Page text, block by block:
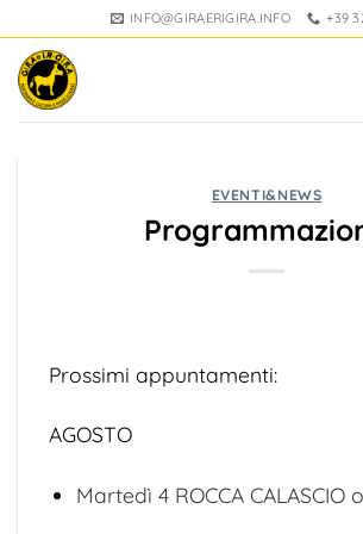
contenuti
INFO@GIRAERIGIRA.INFO +39
EVENTI&NEWS
Prossimi appuntamenti:
AGOSTO
Martedì 4 ROCCA CALASCIO